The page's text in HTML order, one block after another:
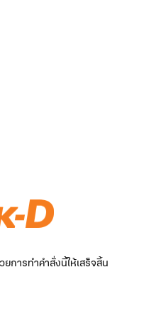
การทำคำสั่งนี้ให้เสร็จสิ้น